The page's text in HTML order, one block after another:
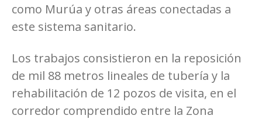
como Murúa y otras áreas conectadas a
este sistema sanitario.
Los trabajos consistieron en la reposición
de mil 88 metros lineales de tubería y la
rehabilitación de 12 pozos de visita, en el
corredor comprendido entre la Zona